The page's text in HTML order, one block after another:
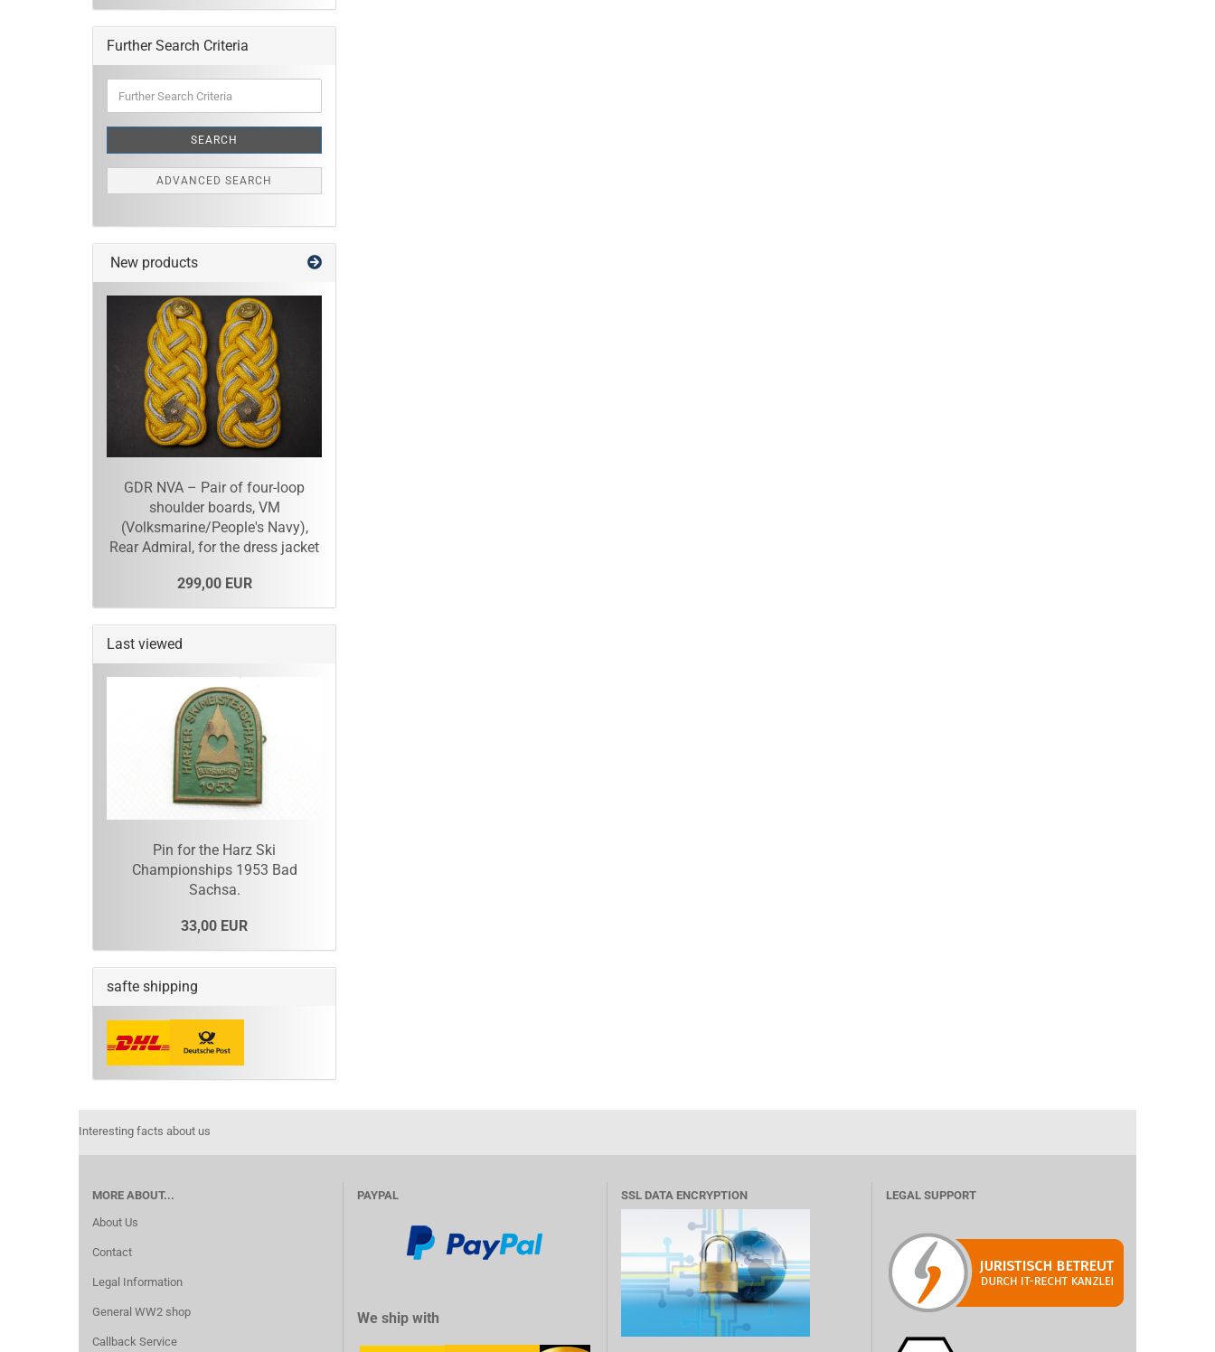
Further Search Criteria
Search
SEARCH
ADVANCED SEARCH
New products
GDR NVA – Pair of four-loop
shoulder boards, VM
(Volksmarine/People's Navy),
Rear Admiral, for the dress jacket
299,00 EUR
Last viewed
Pin for the Harz Ski
Championships 1953 Bad
Sachsa.
33,00 EUR
safte shipping
Interesting facts about us
MORE ABOUT...
About Us
Contact
Legal Information
General WW2 shop
Callback Service
PAYPAL
We ship with
SSL DATA ENCRYPTION LEGAL SUPPORT